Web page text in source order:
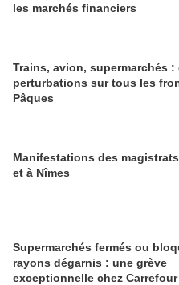
les marchés financiers
Trains, avion, supermarchés :
perturbations sur tous les
Pâques
Manifestations des
et à Nîmes
Supermarchés fermés ou
rayons dégarnis : une grève
exceptionnelle chez